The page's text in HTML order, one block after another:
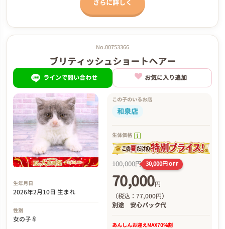
さらに詳しく
No.00753366
ブリティッシュショートヘアー
ラインで問い合わせ お気に入り追加
生年月日
2026年2月10日 生まれ
性別
女の子♀
この子のいるお店
和泉店
生体価格
100,000円 30,000円OFF
70,000円
（税込：77,000円）
別途 安心パック代
あんしんお迎えMAX70%割